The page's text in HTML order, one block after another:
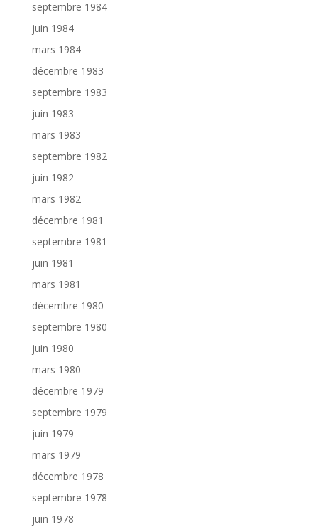
septembre 1984
juin 1984
mars 1984
décembre 1983
septembre 1983
juin 1983
mars 1983
septembre 1982
juin 1982
mars 1982
décembre 1981
septembre 1981
juin 1981
mars 1981
décembre 1980
septembre 1980
juin 1980
mars 1980
décembre 1979
septembre 1979
juin 1979
mars 1979
décembre 1978
septembre 1978
juin 1978